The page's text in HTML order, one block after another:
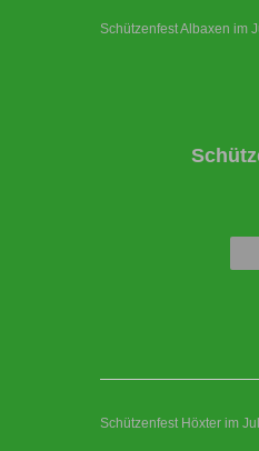
Schützenfest Albaxen im
Schützenfest Höxter im